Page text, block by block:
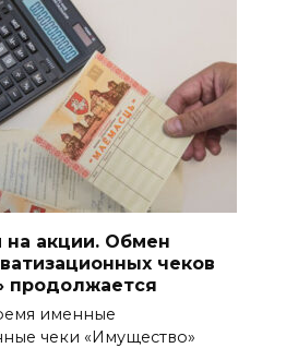
акции. Обмен
чеков
продолжается
именные
чеки «Имущество»